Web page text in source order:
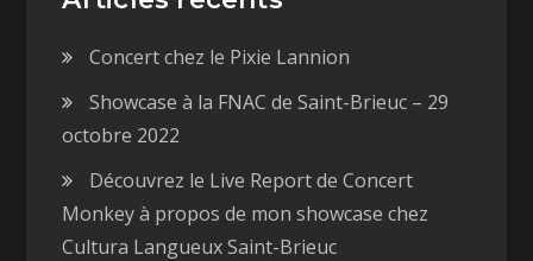
Concert chez le Pixie Lannion
Showcase à la FNAC de Saint-Brieuc – 29
octobre 2022
Découvrez le Live Report de Concert
Monkey à propos de mon showcase chez
Cultura Langueux Saint-Brieuc